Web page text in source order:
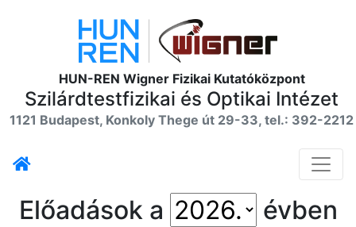
HUN-REN Wigner Fizikai Kutatóközpont
Szilárdtestfizikai és Optikai Intézet
1121 Budapest, Konkoly Thege út 29-33, tel.: 392-2212
Előadások a évben